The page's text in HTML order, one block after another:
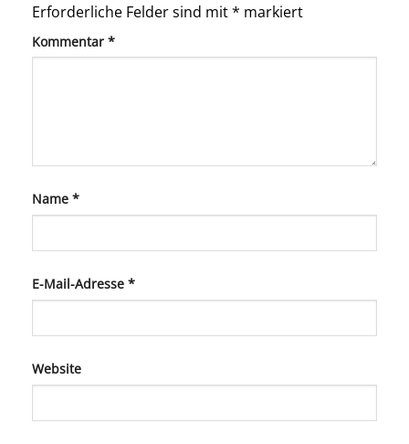
Erforderliche Felder sind mit* markiert
Kommentar *
Name *
E-Mail-Adresse *
Website